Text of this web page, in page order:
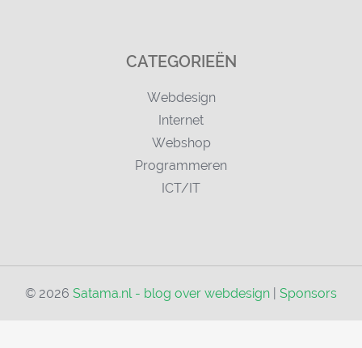
CATEGORIEËN
Webdesign
Internet
Webshop
Programmeren
ICT/IT
© 2026 Satama.nl - blog over webdesign Sponsors